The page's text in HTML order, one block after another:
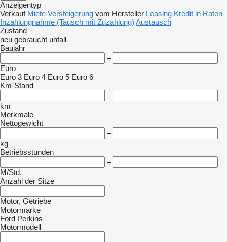
Anzeigentyp
Verkauf Miete Versteigerung vom Hersteller Leasing Kredit in Raten
Inzahlungnahme (Tausch mit Zuzahlung) Austausch
Zustand
neu gebraucht unfall
Baujahr
–
Euro
Euro 3 Euro 4 Euro 5 Euro 6
Km-Stand
–
km
Merkmale
Nettogewicht
–
kg
Betriebsstunden
–
M/Std.
Anzahl der Sitze
Motor, Getriebe
Motormarke
Ford Perkins
Motormodell